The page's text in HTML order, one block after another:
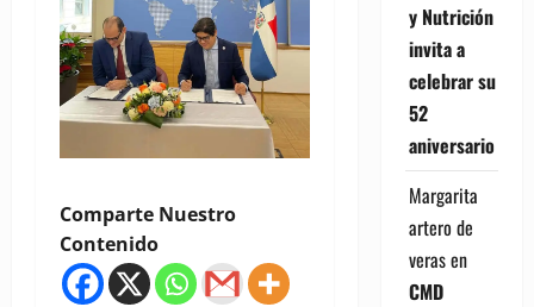
Comparte Nuestro
Contenido
y Nutrición
invita a
celebrar su
52
aniversario
Margarita
artero de
verasen
CMD